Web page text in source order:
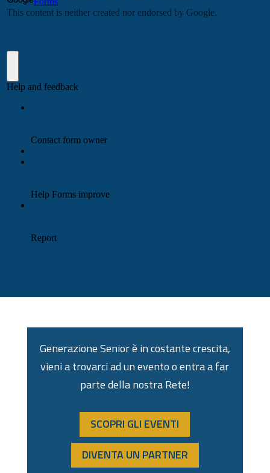
Generazione Senior è in costante crescita,
vieni a trovarci ad un evento o entra a far
parte della nostra Rete!
SCOPRI GLI EVENTI
DIVENTA UN PARTNER